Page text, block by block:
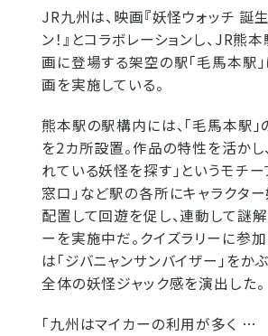
JR九州は、映画『妖怪ウォッチ 誕
ン！』とコラボレーションし、JR熊
画に登場する架空の駅「毛馬本駅
画を実施している。
熊本駅の駅構内には、「毛馬本駅」
を2カ所設置。作品の特性を活かし
れている妖怪を探す」というモチー
窓口」など駅の各所にキャラクタ
配置して回遊を促し、連動して謎
ーを実施中だ。クイズラリーに参
は「ジバニャンサンバイザー」をか
全体の妖怪ジャック感を演出した。
「九州はマイカーの利用が多く …